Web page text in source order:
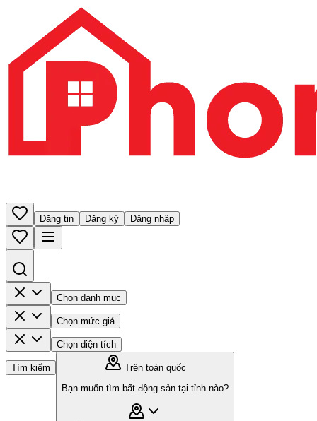
Đăng tin Đăng ký Đăng nhập
Chọn danh mục
Chọn mức giá
Chọn diện tích
Tìm kiếm
Trên toàn quốc
Bạn muốn tìm bất động sản tại tỉnh nào?